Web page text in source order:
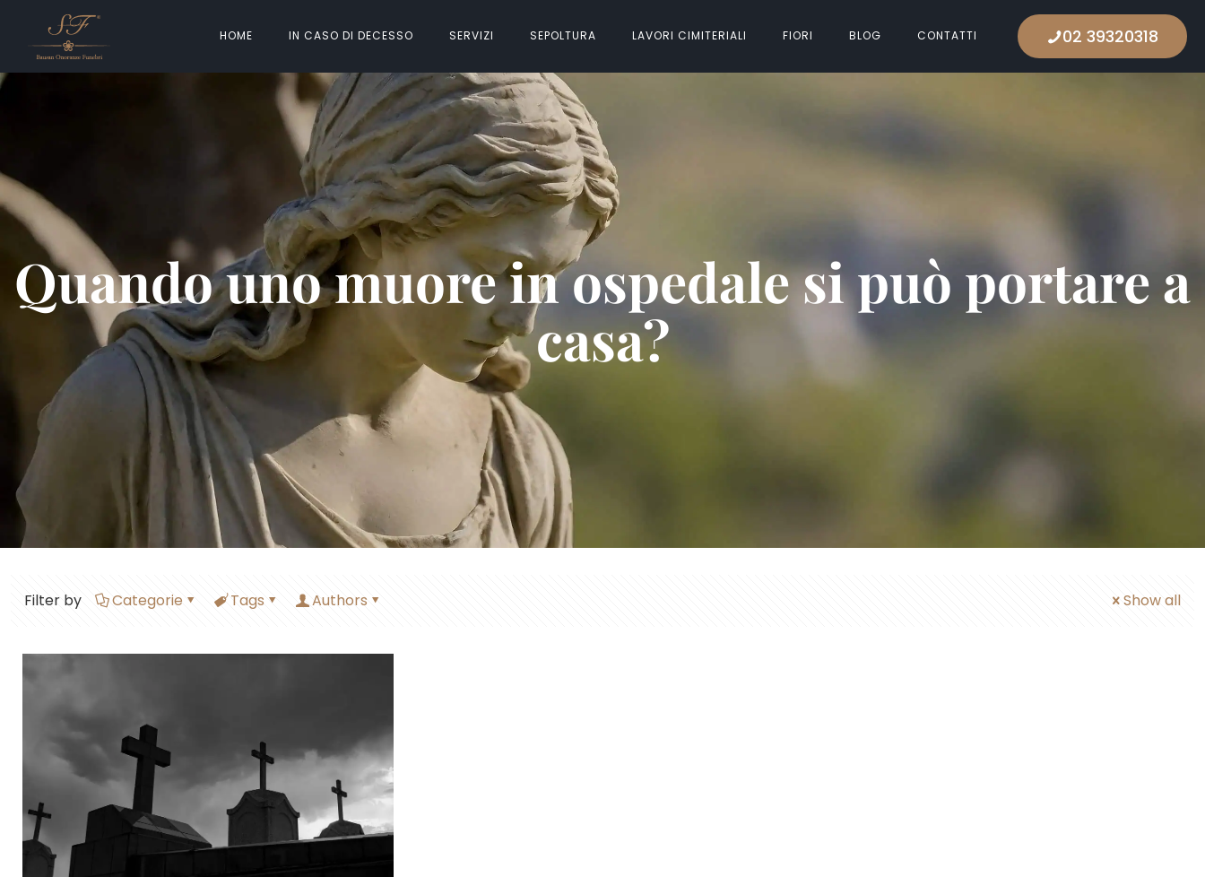
HOME IN CASO DI DECESSO SERVIZI SEPOLTURA LAVORI CIMITERIALI FIORI BLOG CONTATTI 02 39320318
Quando uno muore in ospedale si può portare a
casa?
Filter by Categorie Tags Authors Show all